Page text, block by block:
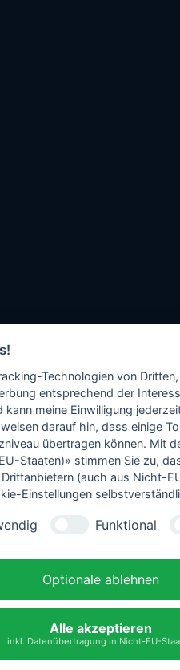
Technologien von
entsprechend der
kann meine Einwilligung
darauf hin, dass einige
übertragen können. Mit
Staaten)» stimmen Sie zu,
(auch aus Nicht-
Einstellungen
Funktional
Optionale ablehnen
Alle akzeptieren
inkl. Datenübertragung in Nicht-EU-